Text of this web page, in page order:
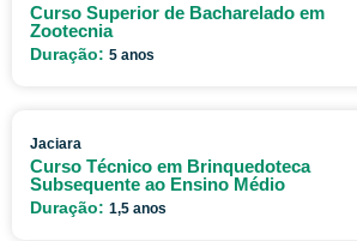
Curso Superior de Bacharelado em
Zootecnia
Duração: 5 anos
Jaciara
Curso Técnico em Brinquedoteca
Subsequente ao Ensino Médio
Duração: 1,5 anos